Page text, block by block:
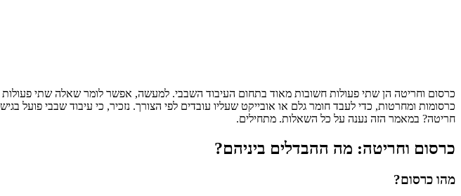
כרסום וחריטה הן שתי פעולות חשובות מאוד בתחום העיבוד השבבי. למעשה, אפשר לומר שאלה שתי
כרסומות ומחרטות, כדי לעבד חומר גלם או אובייקט שעליו עובדים לפי הצורך. נזכיר, כי עיבוד שבבי
חריטה? במאמר הזה נענה על כל השאלות. מתחילים.
כרסום וחריטה: מה ההבדלים ביניהם?
מהו כרסום?